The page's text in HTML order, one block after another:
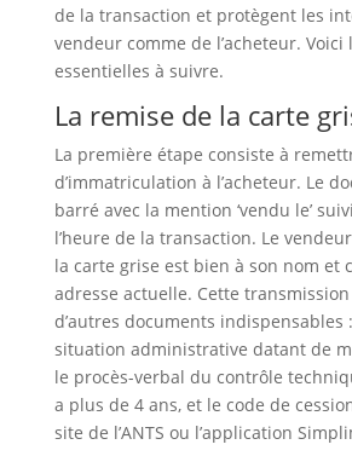
de la transaction et protègent les
vendeur comme de l’acheteur. Voici
essentielles à suivre.
La remise de la carte
La première étape consiste à
d’immatriculation à l’acheteur. Le
barré avec la mention ‘vendu le’
l’heure de la transaction. Le
la carte grise est bien à son nom et
adresse actuelle. Cette transmission
d’autres documents indispensables
situation administrative datant de
le procès-verbal du contrôle
a plus de 4 ans, et le code de
site de l’ANTS ou l’application